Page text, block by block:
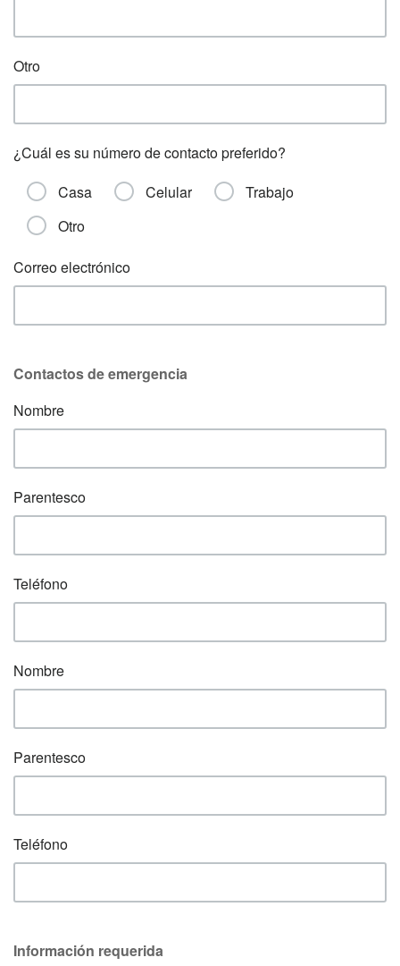
Otro
¿Cuál es su número de contacto preferido?
Casa
Celular
Trabajo
Otro
Correo electrónico
Contactos de emergencia
Nombre
Parentesco
Teléfono
Nombre
Parentesco
Teléfono
Información requerida